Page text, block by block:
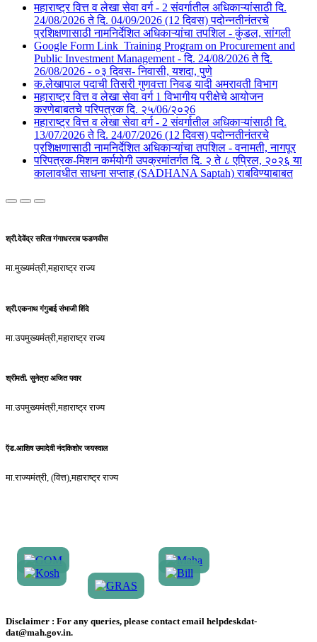
महाराष्ट्र वित्त व लेखा सेवा वर्ग - 2 संवर्गातील अधिकाऱ्यांसाठी दि.
24/08/2026 ते दि. 04/09/2026 (12 दिवस) पदोन्नतीनंतरचे
प्रशिक्षणासाठी नामनिर्देशित अधिकाऱ्यांचा तपशिल - कुंडल, सांगली​​
Google Form Link_Training Program on Procurement and
Public Investment Management - दि. 24/08/2026 ते दि.
26/08/2026 - ०३ दिवस- निवासी, यशदा, पुणे​
क.लेखापाल पदाची तिसरी गुणवत्ता निवड यादी अमरावती विभाग
महाराष्ट्र वित्त व लेखा सेवा वर्ग 1 विभागीय परीक्षेचे आयोजन
करणेबाबतचे परिपत्रक दि. २५/06/२०२6
महाराष्ट्र वित्त व लेखा सेवा वर्ग - 2 संवर्गातील अधिकाऱ्यांसाठी दि.
13/07/2026 ते दि. 24/07/2026 (12 दिवस) पदोन्नतीनंतरचे
प्रशिक्षणासाठी नामनिर्देशित अधिकाऱ्यांचा तपशिल - वनामती, नागपूर
परिपत्रक-मिशन कर्मयोगी उपक्रमांतर्गत दि. २ ते ८ एप्रिल, २०२६ या
कालावधीत साधना सप्ताह (SADHANA Saptah) राबविण्याबाबत
श्री.देवेंद्र सरिता गंगाधरराव फडणवीस
मा.मुख्यमंत्री,महाराष्ट्र राज्य
श्री.एकनाथ गंगुबाई संभाजी शिंदे
मा.उपमुख्यमंत्री,महाराष्ट्र राज्य
श्रीमती. सुनेत्रा अजित पवार
मा.उपमुख्यमंत्री,महाराष्ट्र राज्य
ऍड.आशिष उमादेवी नंदकिशोर जयस्वाल
मा.राज्यमंत्री, (वित्त),महाराष्ट्र राज्य
Disclaimer : For any queries, please contact email helpdeskdat-
dat@mah.gov.in.